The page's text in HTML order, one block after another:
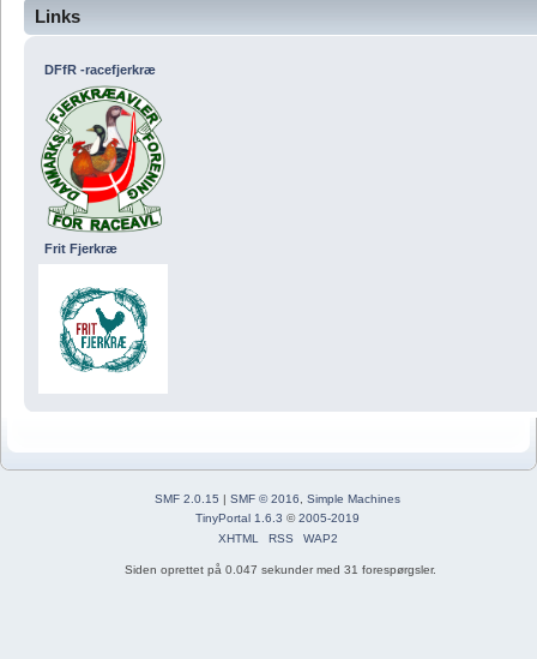
Links
DFfR -racefjerkræ
Frit Fjerkræ
SMF 2.0.15 | SMF © 2016
Simple Machines
TinyPortal 1.6.3 ©2005-2019
XHTML
RSS WAP2
Siden oprettet på 0.047 sekunder med 31 forespørgsler.